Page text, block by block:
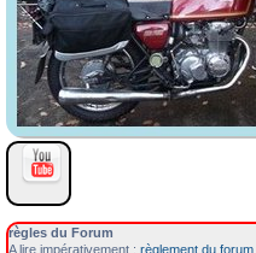
règles du Forum
A lire impérativement : règlement du forum